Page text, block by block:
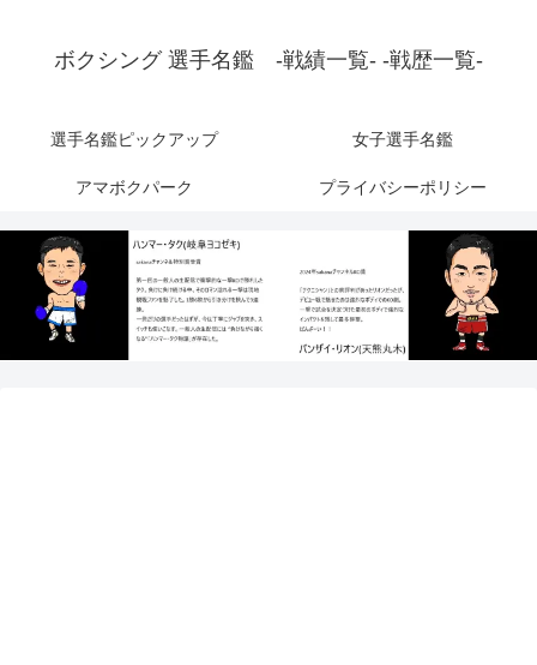
ボクシング 選手名鑑 -戦績一覧- -戦歴一覧-
選手名鑑ピックアップ 女子選手名鑑
アマボクパーク プライバシーポリシー